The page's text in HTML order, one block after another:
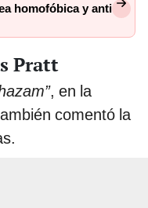
homofóbica y anti
Pratt
, en la
comentó la